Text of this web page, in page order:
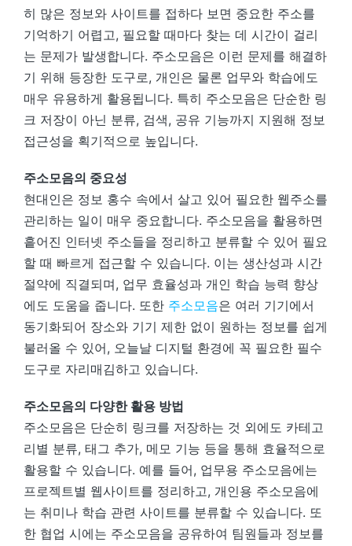
히 많은 정보와 사이트를 접하다 보면 중요한 주소를
기억하기 어렵고, 필요할 때마다 찾는 데 시간이 걸리
는 문제가 발생합니다. 주소모음은 이런 문제를 해결하
기 위해 등장한 도구로, 개인은 물론 업무와 학습에도
매우 유용하게 활용됩니다. 특히 주소모음은 단순한 링
크 저장이 아닌 분류, 검색, 공유 기능까지 지원해 정보
접근성을 획기적으로 높입니다.
주소모음의 중요성
현대인은 정보 홍수 속에서 살고 있어 필요한 웹주소를
관리하는 일이 매우 중요합니다. 주소모음을 활용하면
흩어진 인터넷 주소들을 정리하고 분류할 수 있어 필요
할 때 빠르게 접근할 수 있습니다. 이는 생산성과 시간
절약에 직결되며, 업무 효율성과 개인 학습 능력 향상
에도 도움을 줍니다. 또한 주소모음은 여러 기기에서
동기화되어 장소와 기기 제한 없이 원하는 정보를 쉽게
불러올 수 있어, 오늘날 디지털 환경에 꼭 필요한 필수
도구로 자리매김하고 있습니다.
주소모음의 다양한 활용 방법
주소모음은 단순히 링크를 저장하는 것 외에도 카테고
리별 분류, 태그 추가, 메모 기능 등을 통해 효율적으로
활용할 수 있습니다. 예를 들어, 업무용 주소모음에는
프로젝트별 웹사이트를 정리하고, 개인용 주소모음에
는 취미나 학습 관련 사이트를 분류할 수 있습니다. 또
한 협업 시에는 주소모음을 공유하여 팀원들과 정보를